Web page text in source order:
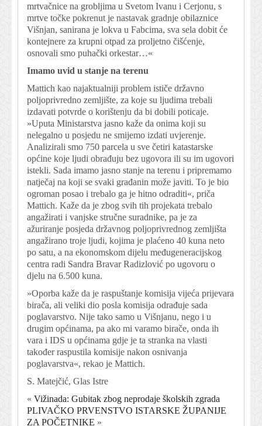
mrtvačnice na grobljima u Svetom Ivanu i Cerjonu, s
mrtve točke pokrenut je nastavak gradnje obilaznice
Višnjan, sanirana je lokva u Fabcima, sva sela dobit će
kontejnere za krupni otpad za proljetno čišćenje,
osnovali smo puhački orkestar…«
Imamo uvid u stanje na terenu
Mattich kao najaktualniji problem ističe državno
poljoprivredno zemljište, za koje su ljudima trebali
izdavati potvrde o korištenju da bi dobili poticaje.
»Uputa Ministarstva jasno kaže da onima koji su
nelegalno u posjedu ne smijemo izdati uvjerenje.
Analizirali smo 750 parcela u sve četiri katastarske
općine koje ljudi obrađuju bez ugovora ili su im ugovori
istekli. Sada imamo jasno stanje na terenu i pripremamo
natječaj na koji se svaki građanin može javiti. To je bio
ogroman posao i trebalo ga je hitno odraditi«, priča
Mattich. Kaže da je zbog svih tih projekata trebalo
angažirati i vanjske stručne suradnike, pa je za
ažuriranje posjeda državnog poljoprivrednog zemljišta
angažirano troje ljudi, kojima je plaćeno 40 kuna neto
po satu, a na ekonomskom dijelu međugeneracijskog
centra radi Sandra Bravar Radizlović po ugovoru o
djelu na 6.500 kuna.
»Oporba kaže da je raspuštanje komisija vijeća prijevara
birača, ali veliki dio posla komisija odrađuje sada
poglavarstvo. Nije tako samo u Višnjanu, nego i u
drugim općinama, pa ako mi varamo birače, onda ih
vara i IDS u općinama gdje je ta stranka na vlasti
također raspustila komisije nakon osnivanja
poglavarstva«, rekao je Mattich.
S. Matejčić, Glas Istre
« Vižinada: Gubitak zbog neprodaje školskih zgrada
PLIVAČKO PRVENSTVO ISTARSKE ŽUPANIJE
ZA POČETNIKE »